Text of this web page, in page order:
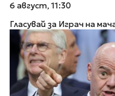
6 август, 11:30
Гласувай за Играч на